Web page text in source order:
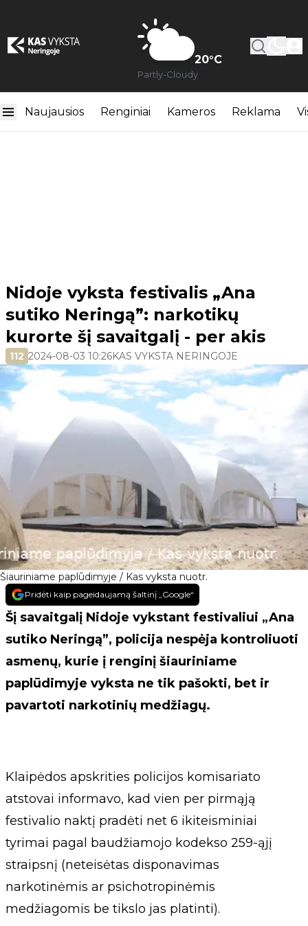
20°C
Partly-Cloudy
Naujausios Renginiai Kameros Reklama
Šiauriniame paplūdimyje / Kas vyksta nuotr.
Nidoje vyksta festivalis „Ana
sutiko Neringą”: narkotikų
kurorte šį savaitgalį - per akis
112 2024-08-03 10:26KAS VYKSTA NERINGOJE
Pridėti kaip pageidaujamą šaltinį „Google“
Šį savaitgalį Nidoje vykstant festivaliui „Ana
sutiko Neringą”, policija nespėja kontroliuoti
asmenų, kurie į renginį šiauriniame
paplūdimyje vyksta ne tik pašokti, bet ir
pavartoti narkotinių medžiagų.
Klaipėdos apskrities policijos komisariato
atstovai informavo, kad vien per pirmąją
festivalio naktį pradėti net 6 ikiteisminiai
tyrimai pagal baudžiamojo kodekso 259-ąjį
straipsnį (neteisėtas disponavimas
narkotinėmis ar psichotropinėmis
medžiagomis be tikslo jas platinti).